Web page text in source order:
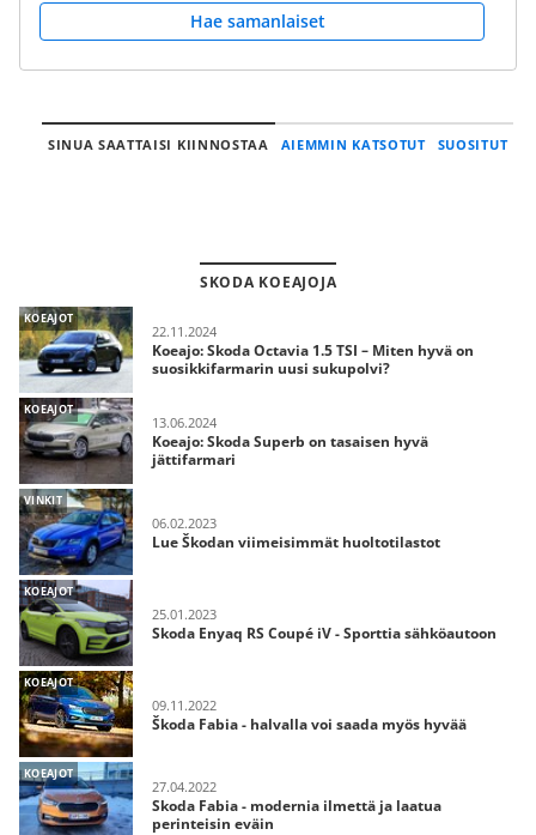
Hae samanlaiset
SINUA SAATTAISI KIINNOSTAA AIEMMIN KATSOTUT SUOSITUT
SKODA KOEAJOJA
KOEAJOT
22.11.2024
Koeajo: Skoda Octavia 1.5 TSI – Miten hyvä on
suosikkifarmarin uusi sukupolvi?
KOEAJOT
13.06.2024
Koeajo: Skoda Superb on tasaisen hyvä
jättifarmari
VINKIT
06.02.2023
Lue Škodan viimeisimmät huoltotilastot
KOEAJOT
25.01.2023
Skoda Enyaq RS Coupé iV - Sporttia sähköautoon
KOEAJOT
09.11.2022
Škoda Fabia - halvalla voi saada myös hyvää
KOEAJOT
27.04.2022
Skoda Fabia - modernia ilmettä ja laatua
perinteisin eväin